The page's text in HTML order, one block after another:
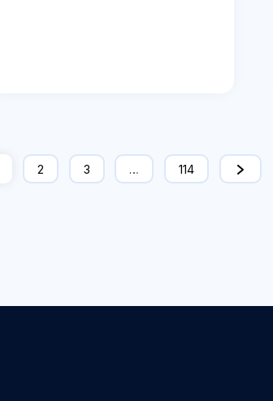
2 3 … 114